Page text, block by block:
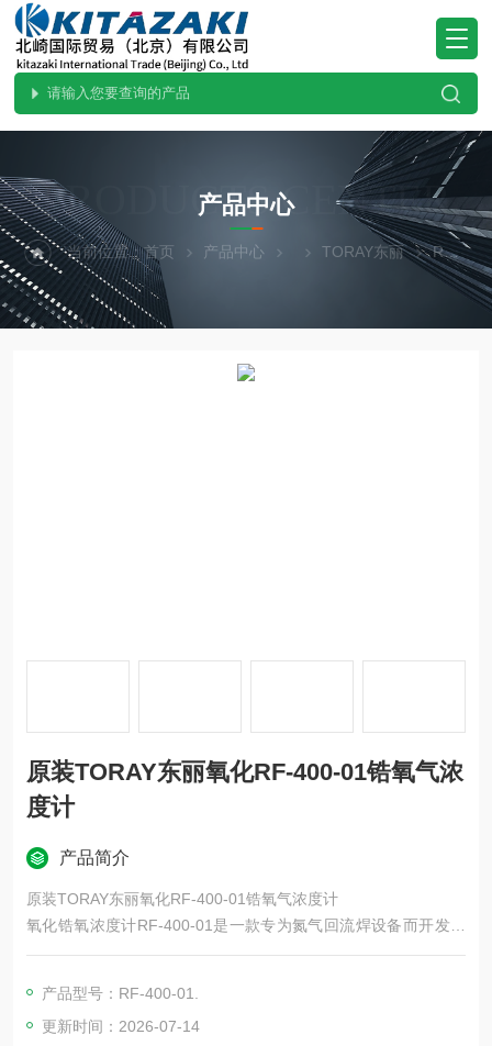
PRODUCTS CENTER
产品中心
当前位置：首页 产品中心 TORAY东丽 RF-400-01.原装TORAY东丽氧化RF-400-01锆氧气浓度计
原装TORAY东丽氧化RF-400-01锆氧气浓
度计
产品简介
原装TORAY东丽氧化RF-400-01锆氧气浓度计
氧化锆氧浓度计RF-400-01是一款专为氮气回流焊设备而开发的
产品，利用我们多年来积累的电子行业氧浓度计制造技术，并且
产品型号：RF-400-01.
更新时间：2026-07-14